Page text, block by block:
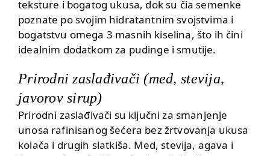
teksture i bogatog ukusa, dok su čia semenke
poznate po svojim hidratantnim svojstvima i
bogatstvu omega 3 masnih kiselina, što ih čini
idealnim dodatkom za pudinge i smutije.
Prirodni zaslađivači (med, stevija,
javorov sirup)
Prirodni zaslađivači su ključni za smanjenje
unosa rafinisanog šećera bez žrtvovanja ukusa
kolača i drugih slatkiša. Med, stevija, agava i